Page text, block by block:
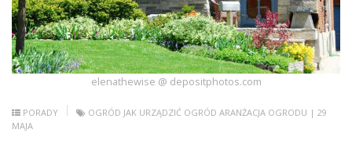
elenathewise @ depositphotos.com
PORADY OGRÓD JAK URZĄDZIĆ OGRÓD ARANŻACJA OGRODU | 29
MAJA